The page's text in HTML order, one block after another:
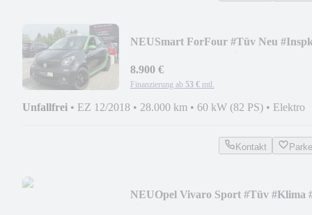
NEUSmart ForFour #Tüv Neu
8.900 €
Finanzierung ab 53 € mtl.
Unfallfrei • EZ 12/2018 • 28.000 km • 60 kW (82 PS) • Elektro
Kontakt
NEUOpel Vivaro Sport #Tüv #Klima